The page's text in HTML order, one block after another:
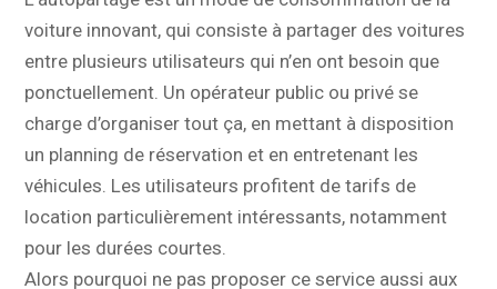
voiture innovant, qui consiste à partager des voitures
entre plusieurs utilisateurs qui n’en ont besoin que
ponctuellement. Un opérateur public ou privé se
charge d’organiser tout ça, en mettant à disposition
un planning de réservation et en entretenant les
véhicules. Les utilisateurs profitent de tarifs de
location particulièrement intéressants, notamment
pour les durées courtes.
Alors pourquoi ne pas proposer ce service aussi aux